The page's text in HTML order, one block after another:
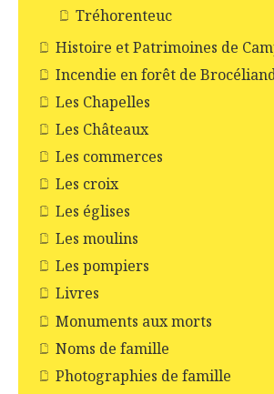
Tréhorenteuc
Histoire et Patrimoines de
Incendie en forêt de
Les Chapelles
Les Châteaux
Les commerces
Les croix
Les églises
Les moulins
Les pompiers
Livres
Monuments aux morts
Noms de famille
Photographies de famille